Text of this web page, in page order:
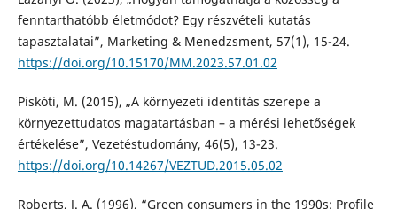
fenntarthatóbb életmódot? Egy részvételi kutatás
tapasztalatai”, Marketing & Menedzsment, 57(1), 15-24.
https://doi.org/10.15170/MM.2023.57.01.02
Piskóti, M. (2015), „A környezeti identitás szerepe a
környezettudatos magatartásban – a mérési lehetőségek
értékelése”, Vezetéstudomány, 46(5), 13-23.
https://doi.org/10.14267/VEZTUD.2015.05.02
Roberts, J. A. (1996), “Green consumers in the 1990s: Profile